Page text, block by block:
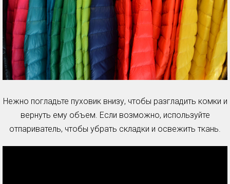
Нежно погладьте пуховик внизу, чтобы разгладить комки и
вернуть ему объем. Если возможно, используйте
отпариватель, чтобы убрать складки и освежить ткань.